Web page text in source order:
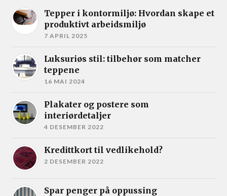
Tepper i kontormiljø: Hvordan skape et
produktivt arbeidsmiljø
7 APRIL 2025
Luksuriøs stil: tilbehør som matcher
teppene
16 MAI 2024
Plakater og postere som
interiørdetaljer
4 DESEMBER 2022
Kredittkort til vedlikehold?
2 DESEMBER 2022
Spar penger på oppussing